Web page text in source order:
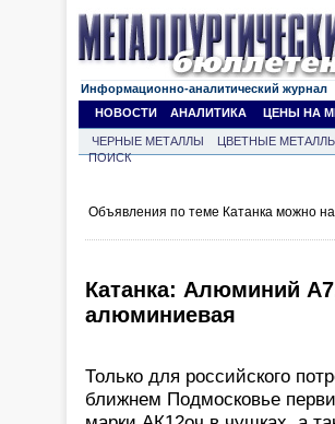
Информационно-аналитический журнал
НОВОСТИ
АНАЛИТИКА ЦЕНЫ НА
ЧЕРНЫЕ МЕТАЛЛЫ ЦВЕТНЫЕ
ПОИСК
Объявления по теме Катанка можно
Катанка: Алюминий
алюминиевая
Только для российского
ближнем Подмосковье